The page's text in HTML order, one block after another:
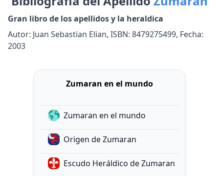
Gran libro de los apellidos y la heraldica
Autor: Juan Sebastian Elian, ISBN: 8479275499, Fecha:
2003
Zumaran en el mundo
Zumaran en el mundo
Origen de Zumaran
Escudo Heráldico de Zumaran